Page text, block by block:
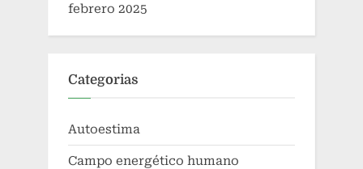
febrero 2025
Categorias
Autoestima
Campo energético humano